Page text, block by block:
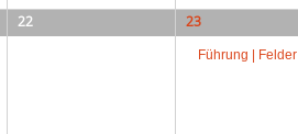
22 23
Führung | Felder